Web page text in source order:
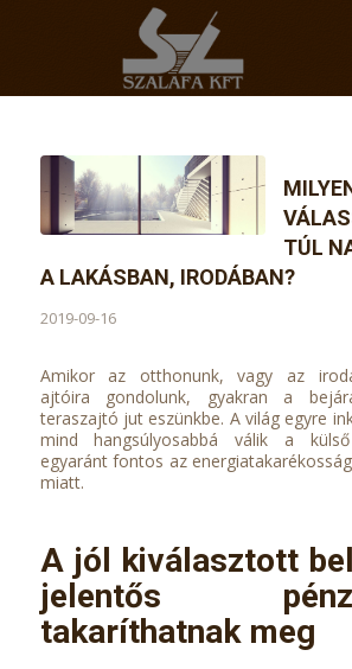
TÚL
A LAKÁSBAN, IRODÁBAN?
2019-09-16
Amikor az otthonunk, vagy az
ajtóira gondolunk, gyakran a
teraszajtó jut eszünkbe. A világ egyre
mind hangsúlyosabbá válik a
egyaránt fontos az
miatt.
A jól kiválasztott
jelentős
takaríthatnak meg